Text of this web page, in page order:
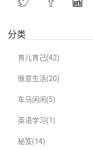
分类
育儿育己(42)
惬意生活(20)
车马闲闲(5)
英语学习(1)
秘笈(14)